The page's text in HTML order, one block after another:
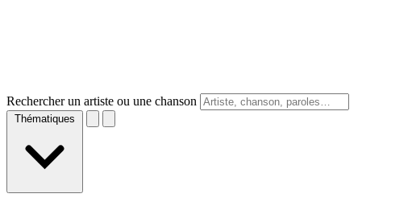
Rechercher un artiste ou une chanson
Thématiques